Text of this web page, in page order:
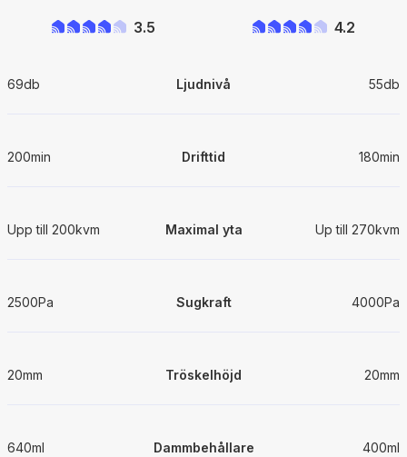
3.5 4.2
69db Ljudnivå 55db
200min Drifttid 180min
Upp till 200kvm Maximal yta Up till 270kvm
2500Pa Sugkraft 4000Pa
20mm Tröskelhöjd 20mm
640ml Dammbehållare 400ml